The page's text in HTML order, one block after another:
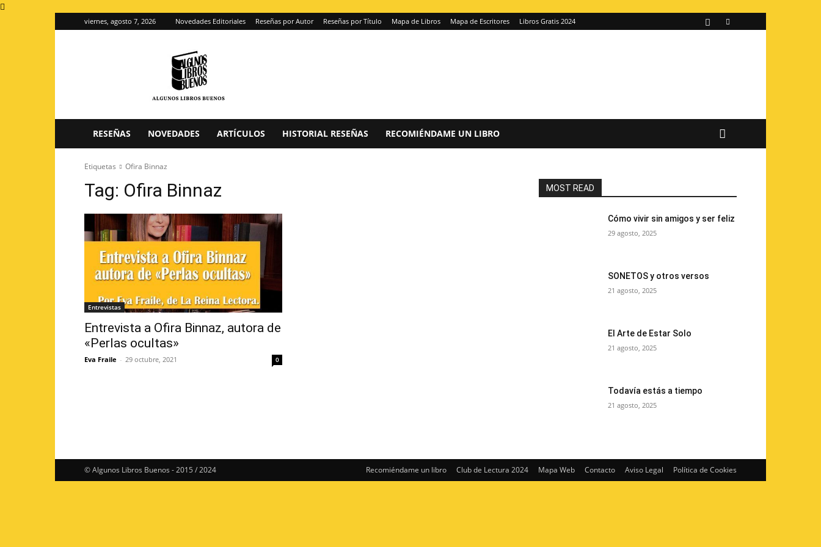
viernes, agosto 7, 2026 Novedades Editoriales Reseñas por Autor Reseñas por Título Mapa de Libros Mapa de Escritores Libros Gratis 2024
de
reseñas
RESEÑAS NOVEDADES ARTÍCULOS HISTORIAL RESEÑAS RECOMIÉNDAME UN LIBRO
Etiquetas Ofira Binnaz
Tag: Ofira Binnaz
Entrevistas
Entrevista a Ofira Binnaz, autora de
«Perlas ocultas»
Eva Fraile - 29 octubre, 2021 0
MOST READ
Cómo vivir sin amigos y ser feliz
29 agosto, 2025
SONETOS y otros versos
21 agosto, 2025
El Arte de Estar Solo
21 agosto, 2025
Todavía estás a tiempo
21 agosto, 2025
Recomiéndame un libro Club de Lectura 2024 Mapa Web Contacto Aviso Legal Política de Cookies
© Algunos Libros Buenos - 2015 / 2024